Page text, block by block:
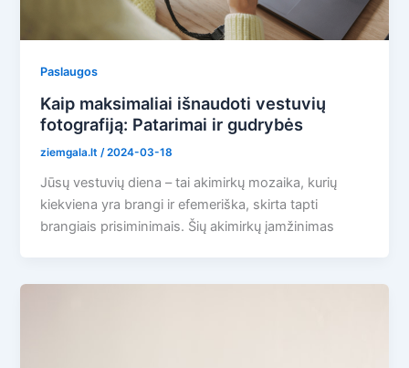
Paslaugos
Kaip maksimaliai išnaudoti vestuvių
fotografiją: Patarimai ir gudrybės
ziemgala.lt/2024-03-18
Jūsų vestuvių diena – tai akimirkų mozaika, kurių
kiekviena yra brangi ir efemeriška, skirta tapti
brangiais prisiminimais. Šių akimirkų įamžinimas